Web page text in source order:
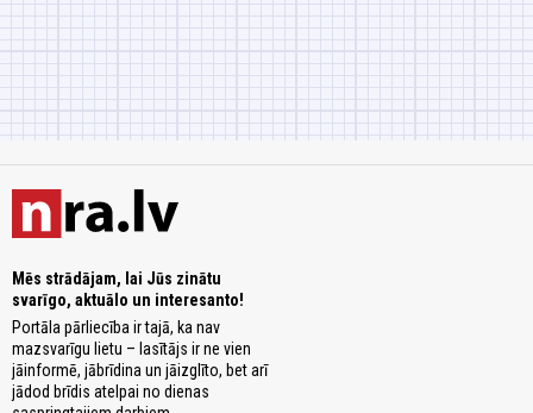
Mēs strādājam, lai Jūs zinātu
svarīgo, aktuālo un interesanto!
Portāla pārliecība ir tajā, ka nav
mazsvarīgu lietu – lasītājs ir ne vien
jāinformē, jābrīdina un jāizglīto, bet arī
jādod brīdis atelpai no dienas